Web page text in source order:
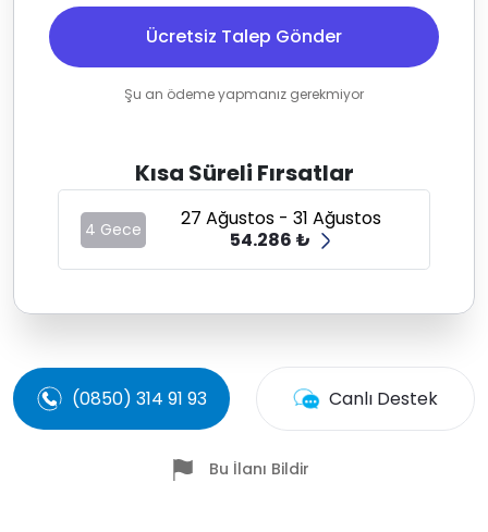
Ücretsiz Talep Gönder
Şu an ödeme yapmanız gerekmiyor
Kısa Süreli Fırsatlar
4 Gece
27 Ağustos - 31 Ağustos
54.286 ₺
(0850) 314 91 93 Canlı Destek
Bu İlanı Bildir